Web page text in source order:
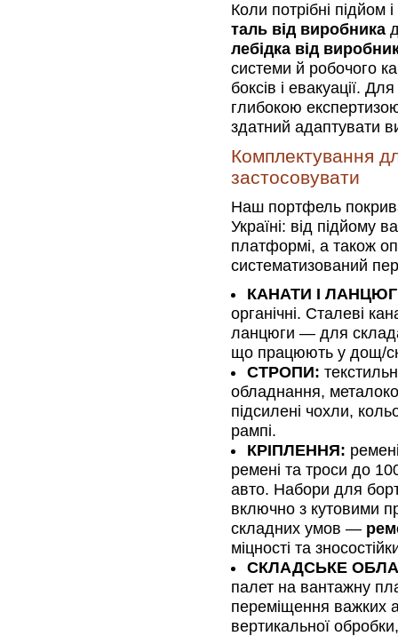
Коли потрібні підйом
таль від виробника
лебідка від
системи й робочого
боксів і евакуації.
глибокою
здатний адаптувати
Комплектування
застосовувати
Наш портфель
Україні: від підйому
платформі, а також
систематизований
КАНАТИ І
органічні. Сталеві
ланцюги — для
що працюють у дощ/
СТРОПИ:
обладнання,
підсилені чохли,
рампі.
КРІПЛЕННЯ:
ремені та троси до
авто. Набори для
включно з кутовими
складних умов —
міцності та
СКЛАДСЬКЕ
палет на вантажну
переміщення важких
вертикальної